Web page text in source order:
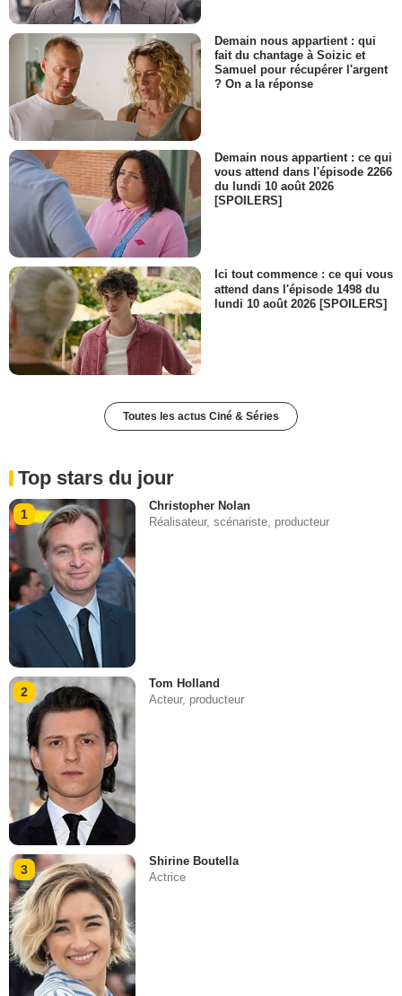
Demain nous appartient : qui
fait du chantage à Soizic et
Samuel pour récupérer l'argent
? On a la réponse
Demain nous appartient : ce qui
vous attend dans l'épisode 2266
du lundi 10 août 2026
[SPOILERS]
Ici tout commence : ce qui vous
attend dans l'épisode 1498 du
lundi 10 août 2026 [SPOILERS]
Toutes les actus Ciné & Séries
Top stars du jour
1
Christopher Nolan
Réalisateur, scénariste, producteur
2
Tom Holland
Acteur, producteur
3
Shirine Boutella
Actrice